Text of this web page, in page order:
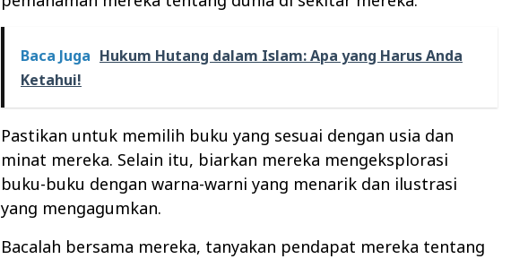
Baca Juga Hukum Hutang dalam Islam: Apa yang Harus Anda
Ketahui!
Pastikan untuk memilih buku yang sesuai dengan usia dan
minat mereka. Selain itu, biarkan mereka mengeksplorasi
buku-buku dengan warna-warni yang menarik dan ilustrasi
yang mengagumkan.
Bacalah bersama mereka, tanyakan pendapat mereka tentang